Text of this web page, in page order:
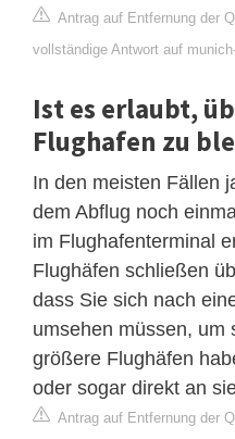
Antrag auf Entfernung der
vollständige Antwort auf
Ist es erlaubt,
Flughafen zu
In den meisten Fällen
dem Abflug noch
im Flughafenterminal
Flughäfen schließen
dass Sie sich nach
umsehen müssen, um
größere Flughäfen
oder sogar direkt an
Antrag auf Entfernung der